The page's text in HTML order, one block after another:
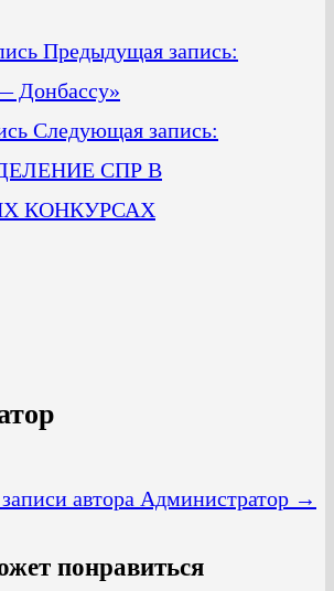
Предыдущая запись:
Донбассу»
Следующая запись:
СПР В
КОНКУРСАХ
автора Администратор →
понравиться